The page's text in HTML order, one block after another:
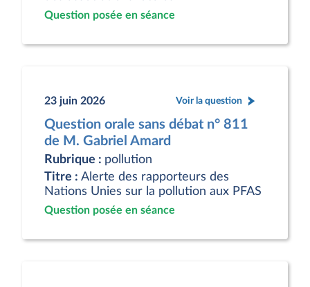
Question posée en séance
23 juin 2026 Voir la question
Question orale sans débat n° 811
de M. Gabriel Amard
Rubrique : pollution
Titre : Alerte des rapporteurs des
Nations Unies sur la pollution aux PFAS
Question posée en séance